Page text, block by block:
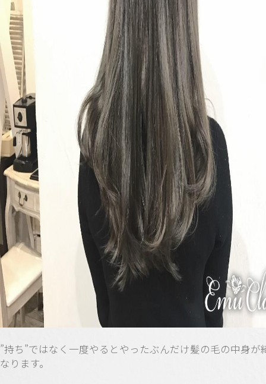
”持ち”ではなく一度やるとやったぶんだけ髪の毛の中身が
なります。